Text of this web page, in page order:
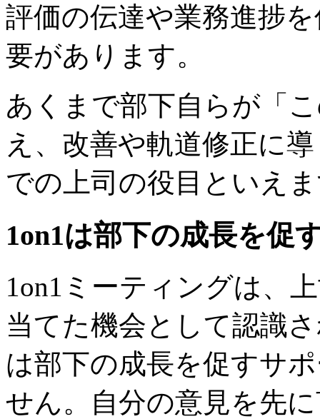
評価の伝達や業務進捗
要があります。
あくまで部下自らが「
え、改善や軌道修正に
での上司の役目といえ
1on1は部下の成長を促
1on1ミーティングは、
当てた機会として認識
は部下の成長を促すサ
せん。自分の意見を先